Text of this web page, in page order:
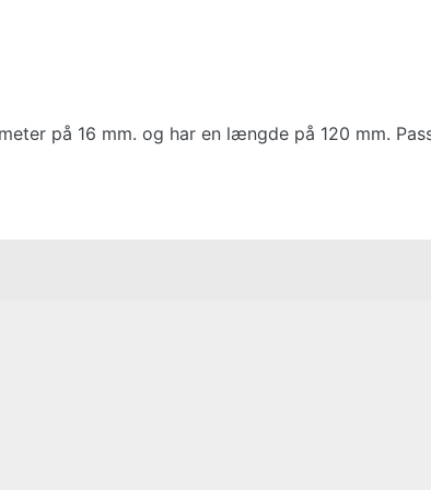
på 16 mm. og har en længde på 120 mm.